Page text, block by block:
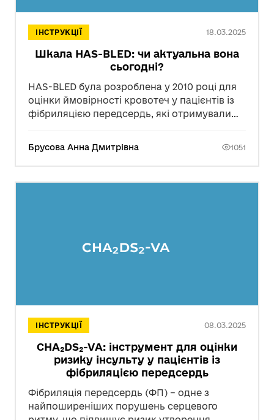
ІНСТРУКЦІЇ 18.03.2025
Шкала HAS-BLED: чи актуальна вона
сьогодні?
HAS-BLED була розроблена у 2010 році для
оцінки ймовірності кровотеч у пацієнтів із
фібриляцією передсердь, які отримували
Брусова Анна Дмитрівна 1051
ІНСТРУКЦІЇ 08.03.2025
CHA₂DS₂-VA: інструмент для оцінки
ризику інсульту у пацієнтів із
фібриляцією передсердь
Фібриляція передсердь (ФП) – одне з
найпоширеніших порушень серцевого